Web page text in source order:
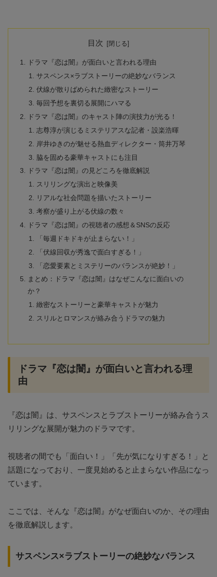
目次
ドラマ『恋は闇』が面白いと言われる理由
サスペンス×ラブストーリーの絶妙なバランス
伏線が散りばめられた緻密なストーリー
毎回予想を裏切る展開にハマる
ドラマ『恋は闇』のキャスト陣の演技力が光る！
志尊淳が演じるミステリアスな記者・設楽浩暉
岸井ゆきのが魅せる熱血ディレクター・筒井万琴
脇を固める豪華キャストにも注目
ドラマ『恋は闇』の見どころを徹底解説
スリリングな演出と映像美
リアルな社会問題を描いたストーリー
考察が盛り上がる伏線の数々
ドラマ『恋は闇』の視聴者の感想＆SNSの反応
「毎週ドキドキが止まらない！」
「伏線回収が秀逸で面白すぎる！」
「恋愛要素とミステリーのバランスが絶妙！」
まとめ：ドラマ『恋は闇』はなぜこんなに面白いの
か？
緻密なストーリーと豪華キャストが魅力
スリルとロマンスが絡み合うドラマの魅力
ドラマ『恋は闇』が面白いと言われる理
由
『恋は闇』は、サスペンスとラブストーリーが絡み合うス
リリングな展開が魅力のドラマです。
視聴者の間でも「面白い！」「先が気になりすぎる！」と
話題になっており、一度見始めると止まらない作品になっ
ています。
ここでは、そんな『恋は闇』がなぜ面白いのか、その理由
を徹底解説します。
サスペンス×ラブストーリーの絶妙なバランス